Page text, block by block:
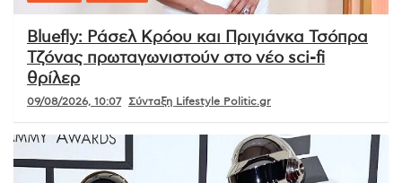
Bluefly: Ράσελ Κρόου και Πριγιάνκα Τσόπρα
Τζόνας πρωταγωνιστούν στο νέο sci-fi
θρίλερ
09/08/2026, 10:07 Σύνταξη Lifestyle Politic.gr